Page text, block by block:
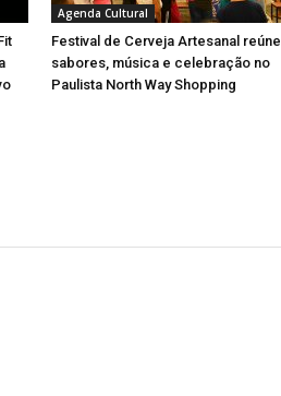
Agenda Cultural
Festival de Cerveja Artesanal reúne
sabores, música e celebração no
Paulista North Way Shopping